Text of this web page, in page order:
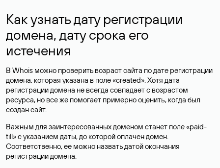
Как узнать дату регистрации
домена, дату срока его
истечения
В Whois можно проверить возраст сайта по дате регистрации
домена, которая указана в поле «created». Хотя дата
регистрации домена не всегда совпадает с возрастом
ресурса, но все же помогает примерно оценить, когда был
создан сайт.
Важным для заинтересованных доменом станет поле «paid-
till» с указанием даты, до которой оплачен домен.
Соответственно, ее можно назвать датой окончания
регистрации домена.